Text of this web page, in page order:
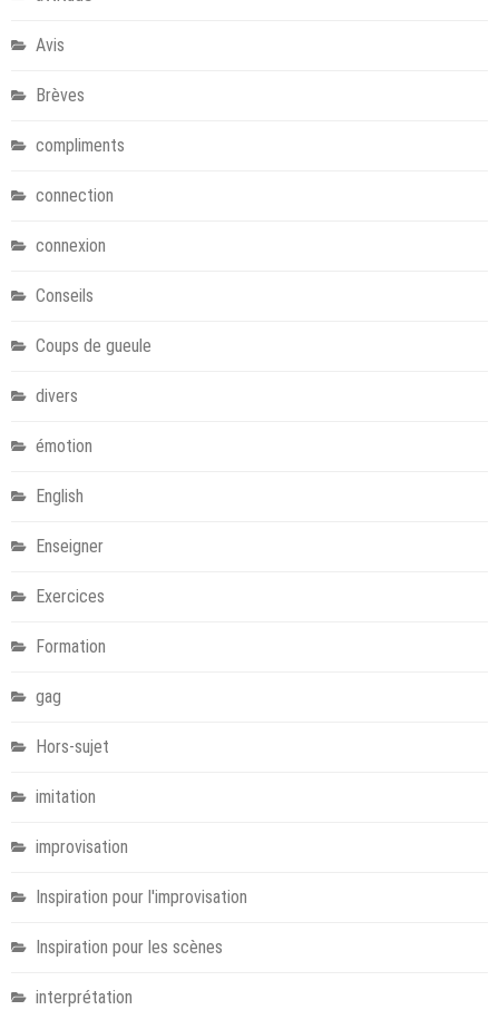
Avis
Brèves
compliments
connection
connexion
Conseils
Coups de gueule
divers
émotion
English
Enseigner
Exercices
Formation
gag
Hors-sujet
imitation
improvisation
Inspiration pour l'improvisation
Inspiration pour les scènes
interprétation